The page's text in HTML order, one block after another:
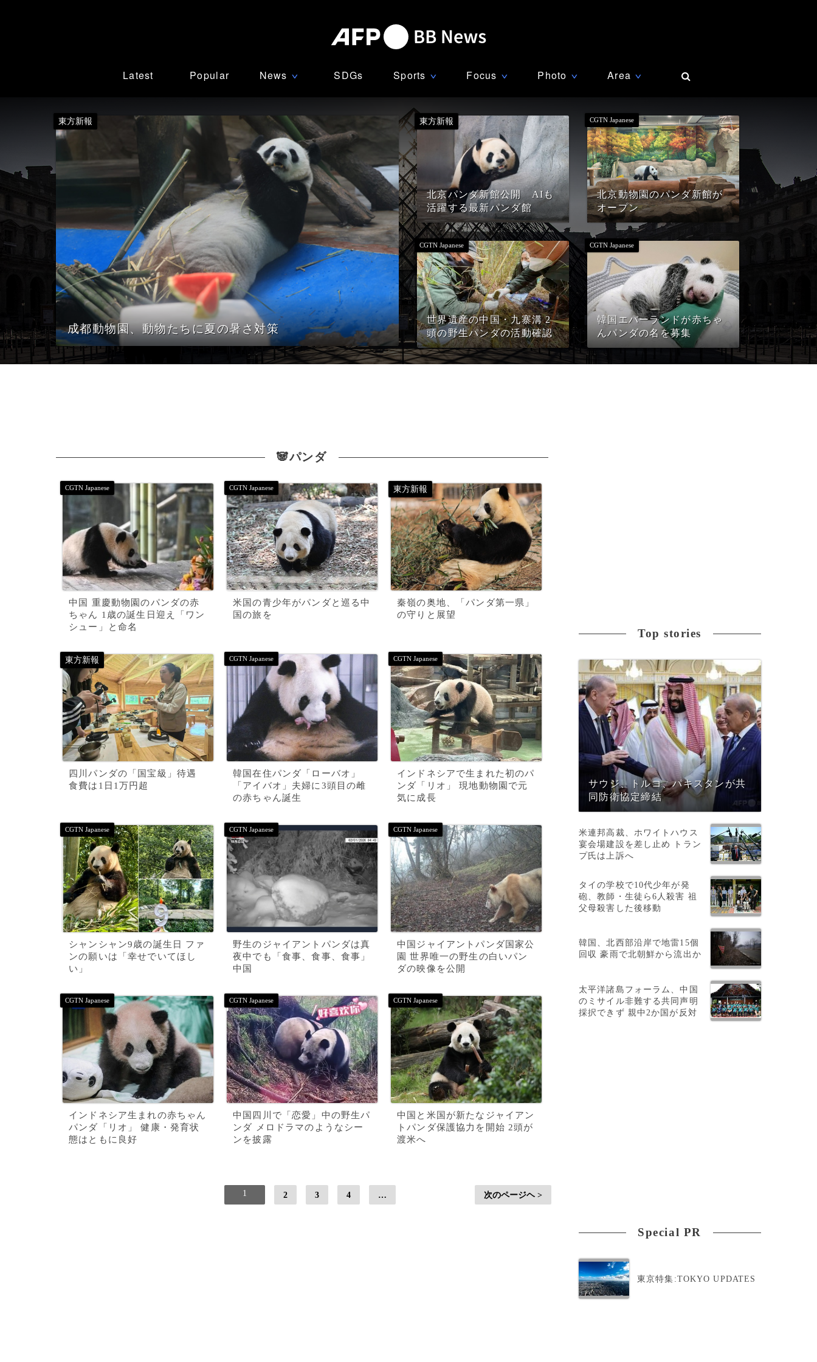
Latest Popular News ∨ SDGs Sports ∨ Focus ∨ Photo ∨ Area ∨
成都動物園、動物たちに夏の暑さ対策
北京パンダ新館公開 AIも
活躍する最新パンダ館
世界遺産の中国・九寨溝 2
頭の野生パンダの活動確認
北京動物園のパンダ新館が
オープン
韓国エバーランドが赤ちゃ
んパンダの名を募集
🐼パンダ
中国 重慶動物園のパンダの赤
ちゃん 1歳の誕生日迎え「ワン
シュー」と命名
米国の青少年がパンダと巡る中
国の旅を
秦嶺の奥地、「パンダ第一県」
の守りと展望
四川パンダの「国宝級」待遇
食費は1日1万円超
韓国在住パンダ「ローバオ」
「アイバオ」夫婦に3頭目の雌
の赤ちゃん誕生
インドネシアで生まれた初のパ
ンダ「リオ」 現地動物園で元
気に成長
シャンシャン9歳の誕生日 ファ
ンの願いは「幸せでいてほし
い」
野生のジャイアントパンダは真
夜中でも「食事、食事、食事」
中国
中国ジャイアントパンダ国家公
園 世界唯一の野生の白いパン
ダの映像を公開
インドネシア生まれの赤ちゃん
パンダ「リオ」 健康・発育状
態はともに良好
中国四川で「恋愛」中の野生パ
ンダ メロドラマのようなシー
ンを披露
中国と米国が新たなジャイアン
トパンダ保護協力を開始 2頭が
渡米へ
1 2 3 4 … 次のページヘ >
Top stories
サウジ、トルコ、パキスタンが共
同防衛協定締結
米連邦高裁、ホワイトハウス
宴会場建設を差し止め トラン
プ氏は上訴へ
タイの学校で10代少年が発
砲、教師・生徒ら6人殺害 祖
父母殺害した後移動
韓国、北西部沿岸で地雷15個
回収 豪雨で北朝鮮から流出か
太平洋諸島フォーラム、中国
のミサイル非難する共同声明
採択できず 親中2か国が反対
Special PR
東京特集:TOKYO UPDATES